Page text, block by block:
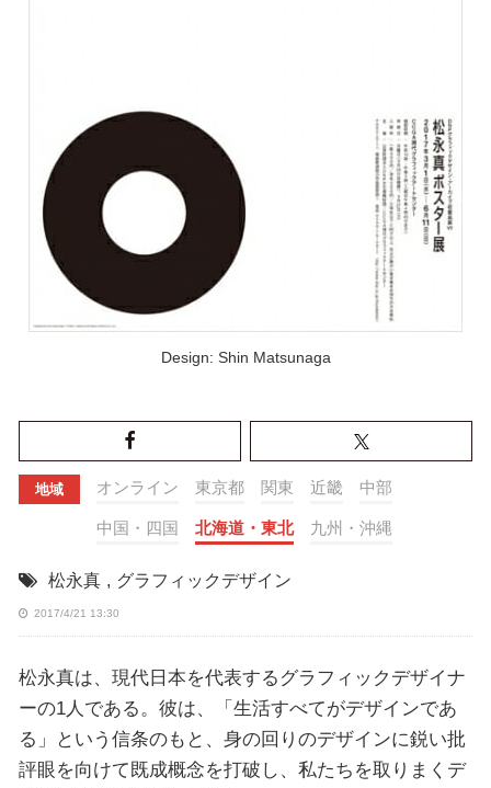
Design: Shin Matsunaga
地域 オンライン 東京都 関東 近畿 中部
中国・四国 北海道・東北 九州・沖縄
松永真 , グラフィックデザイン
2017/4/21 13:30
松永真は、現代日本を代表するグラフィックデザイナ
ーの1人である。彼は、「生活すべてがデザインであ
る」という信条のもと、身の回りのデザインに鋭い批
評眼を向けて既成概念を打破し、私たちを取りまくデ